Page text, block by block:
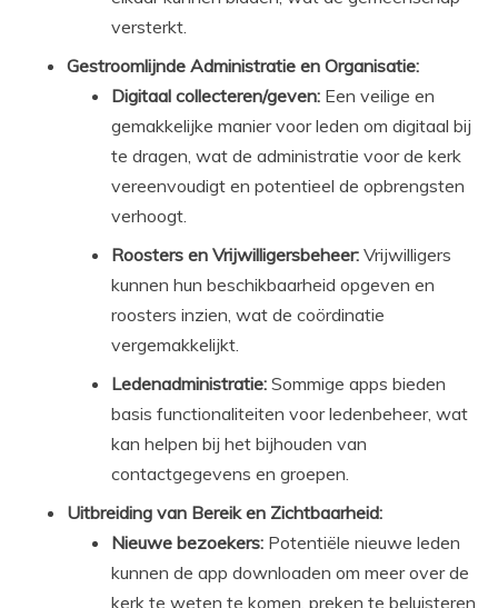
versterkt.
Gestroomlijnde Administratie en Organisatie:
Digitaal collecteren/geven: Een veilige en
gemakkelijke manier voor leden om digitaal bij
te dragen, wat de administratie voor de kerk
vereenvoudigt en potentieel de opbrengsten
verhoogt.
Roosters en Vrijwilligersbeheer: Vrijwilligers
kunnen hun beschikbaarheid opgeven en
roosters inzien, wat de coördinatie
vergemakkelijkt.
Ledenadministratie: Sommige apps bieden
basis functionaliteiten voor ledenbeheer, wat
kan helpen bij het bijhouden van
contactgegevens en groepen.
Uitbreiding van Bereik en Zichtbaarheid:
Nieuwe bezoekers: Potentiële nieuwe leden
kunnen de app downloaden om meer over de
kerk te weten te komen, preken te beluisteren